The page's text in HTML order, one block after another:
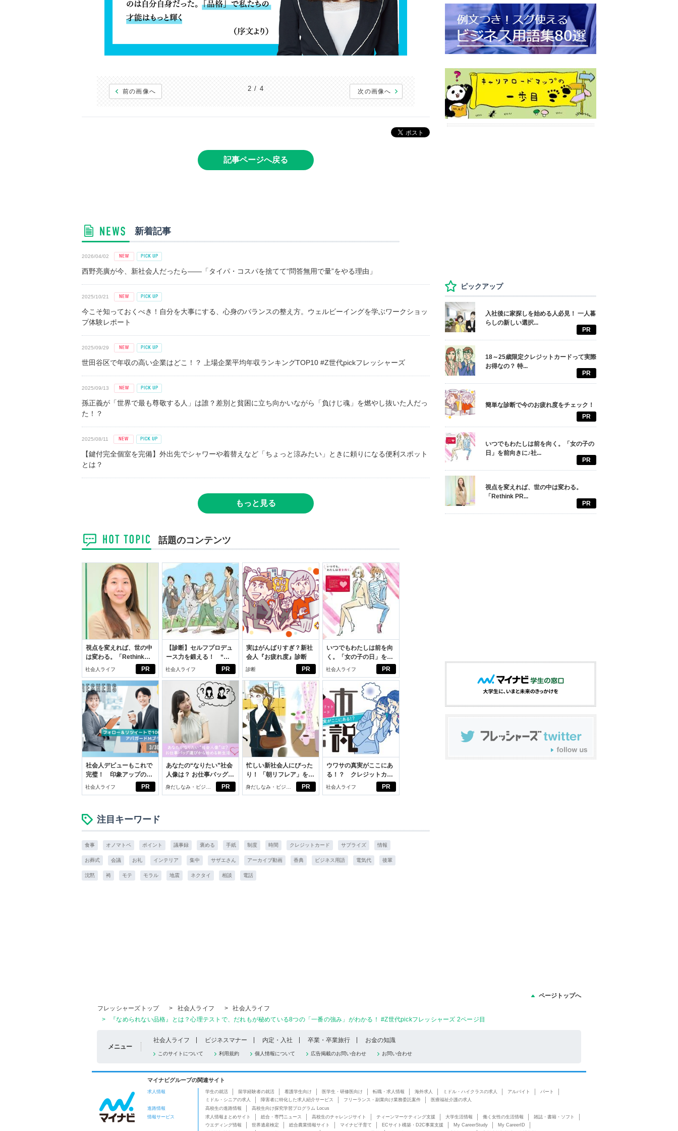
前の画像へ 2 / 4 次の画像へ
記事ページへ戻る
新着記事
2026/04/02
西野亮廣が今、新社会人だったら――「タイパ・コスパを捨てて“問答無用で量”をやる理由」
2025/10/21
今こそ知っておくべき！自分を大事にする、心身のバランスの整え方。ウェルビーイングを学ぶワークショッ
プ体験レポート
2025/09/29
世田谷区で年収の高い企業はどこ！？ 上場企業平均年収ランキングTOP10 #Z世代pickフレッシャーズ
2025/09/13
孫正義が「世界で最も尊敬する人」は誰？差別と貧困に立ち向かいながら「負けじ魂」を燃やし抜いた人だっ
た！？
2025/08/11
【鍵付完全個室を完備】外出先でシャワーや着替えなど「ちょっと涼みたい」ときに頼りになる便利スポット
とは？
もっと見る
話題のコンテンツ
PR
視点を変えれば、世の中
は変わる。「Rethink
PROJECT」がつたえた
社会人ライフ PR
【診断】セルフプロデュ
ース力を鍛える！ “ジ
ブン観”診断
社会人ライフ PR
実はがんばりすぎ？新社
会人『お疲れ度』診断
診断 PR
いつでもわたしは前を向
く。「女の子の日」を前
向きに♪社会人エリ・大
社会人ライフ
PR
社会人デビューもこれで
完璧！ 印象アップのセ
ルフプロデュース術
社会人ライフ PR
あなたの“なりたい”社会
人像は？ お仕事バッグ選
びから始める新生活
身だしなみ・ビジネ
スアイテム
PR
忙しい新社会人にぴった
り！ 「朝リフレア」をは
じめよう。しっかりニオ
イケアして24時間快適。
身だしなみ・ビジネ
スアイテム
PR
ウワサの真実がここにあ
る！？ クレジットカー
ドの都市伝説
社会人ライフ
注目キーワード
食事 オノマトペ ポイント 議事録 褒める 手紙 制度 時間 クレジットカード サプライズ 情報
お葬式 会議 お礼 インテリア 集中 サザエさん アーカイブ動画 香典 ビジネス用語 電気代 後輩
沈黙 袴 モテ モラル 地震 ネクタイ 相談 電話
ピックアップ
入社後に家探しを始める人必見！ 一人暮
らしの新しい選択...
PR
18～25歳限定クレジットカードって実際
お得なの？ 特...
PR
簡単な診断で今のお疲れ度をチェック！
PR
いつでもわたしは前を向く。「女の子の
日」を前向きに♪社...
PR
視点を変えれば、世の中は変わる。
「Rethink PR...
PR
ページトップへ
フレッシャーズトップ
> 社会人ライフ >
社会人ライフ
>
『なめられない品格』とは？心理テストで、だれもが秘めている8つの「一番の強み」がわかる！ #Z世代pickフレッシャーズ 2ページ目
メニュー
社会人ライフ ビジネスマナー 内定・入社 卒業・卒業旅行 お金の知識
このサイトについて 利用規約 個人情報について 広告掲載のお問い合わせ お問い合わせ
マイナビグループの関連サイト
求人情報 学生の就活 留学経験者の就活 看護学生向け 医学生・研修医向け 転職・求人情報 海外求人 ミドル・ハイクラスの求人 アルバイト
パート
ミドル・シニアの求人
障害者に特化した求人紹介サービス フリーランス・副業向け業務委託案件
医療福祉介護の求人
進路情報
高校生の進路情報
高校生向け探究学習プログラム Locus
情報サービス
求人情報まとめサイト 総合・専門ニュース 高校生のチャレンジサイト ティーンマーケティング支援 大学生活情報 働く女性の生活情報
雑誌・書籍・ソフト
ウエディング情報
世界遺産検定 総合農業情報サイト マイナビ子育て ECサイト構築・D2C事業支援 My CareerStudy
My CareerID